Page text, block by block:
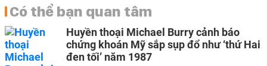
Có thể bạn quan tâm
Huyền thoại Michael Burry cảnh báo
chứng khoán Mỹ sắp sụp đổ như ‘thứ Hai
đen tối’ năm 1987